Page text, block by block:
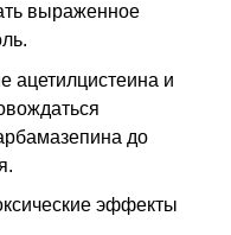
выраженное
ацетилцистеина и
до
эффекты